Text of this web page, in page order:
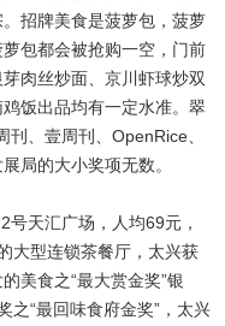
招牌美食是菠萝包，菠萝
包都会被抢购一空，门前
肉丝炒面、京川虾球炒双
饭出品均有一定水准。翠
、壹周刊、OpenRice、
局的大小奖项无数。
天汇广场，人均69元，
大型连锁茶餐厅，太兴获
美食之“最大赏金奖”银
之“最回味食府金奖”，太兴